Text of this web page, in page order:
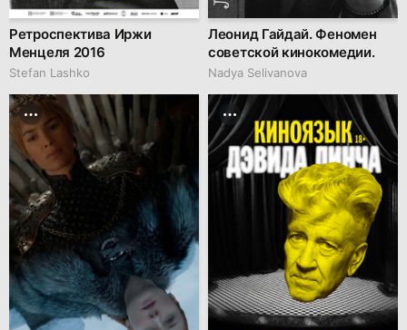
Ретроспектива Иржи
Менцеля 2016
Stefan Lashko
Леонид Гайдай. Феномен
советской кинокомедии.
Nadya Selivanova